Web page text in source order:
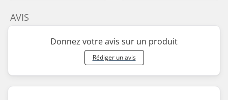
AVIS
Donnez votre avis sur un produit
Rédiger un avis